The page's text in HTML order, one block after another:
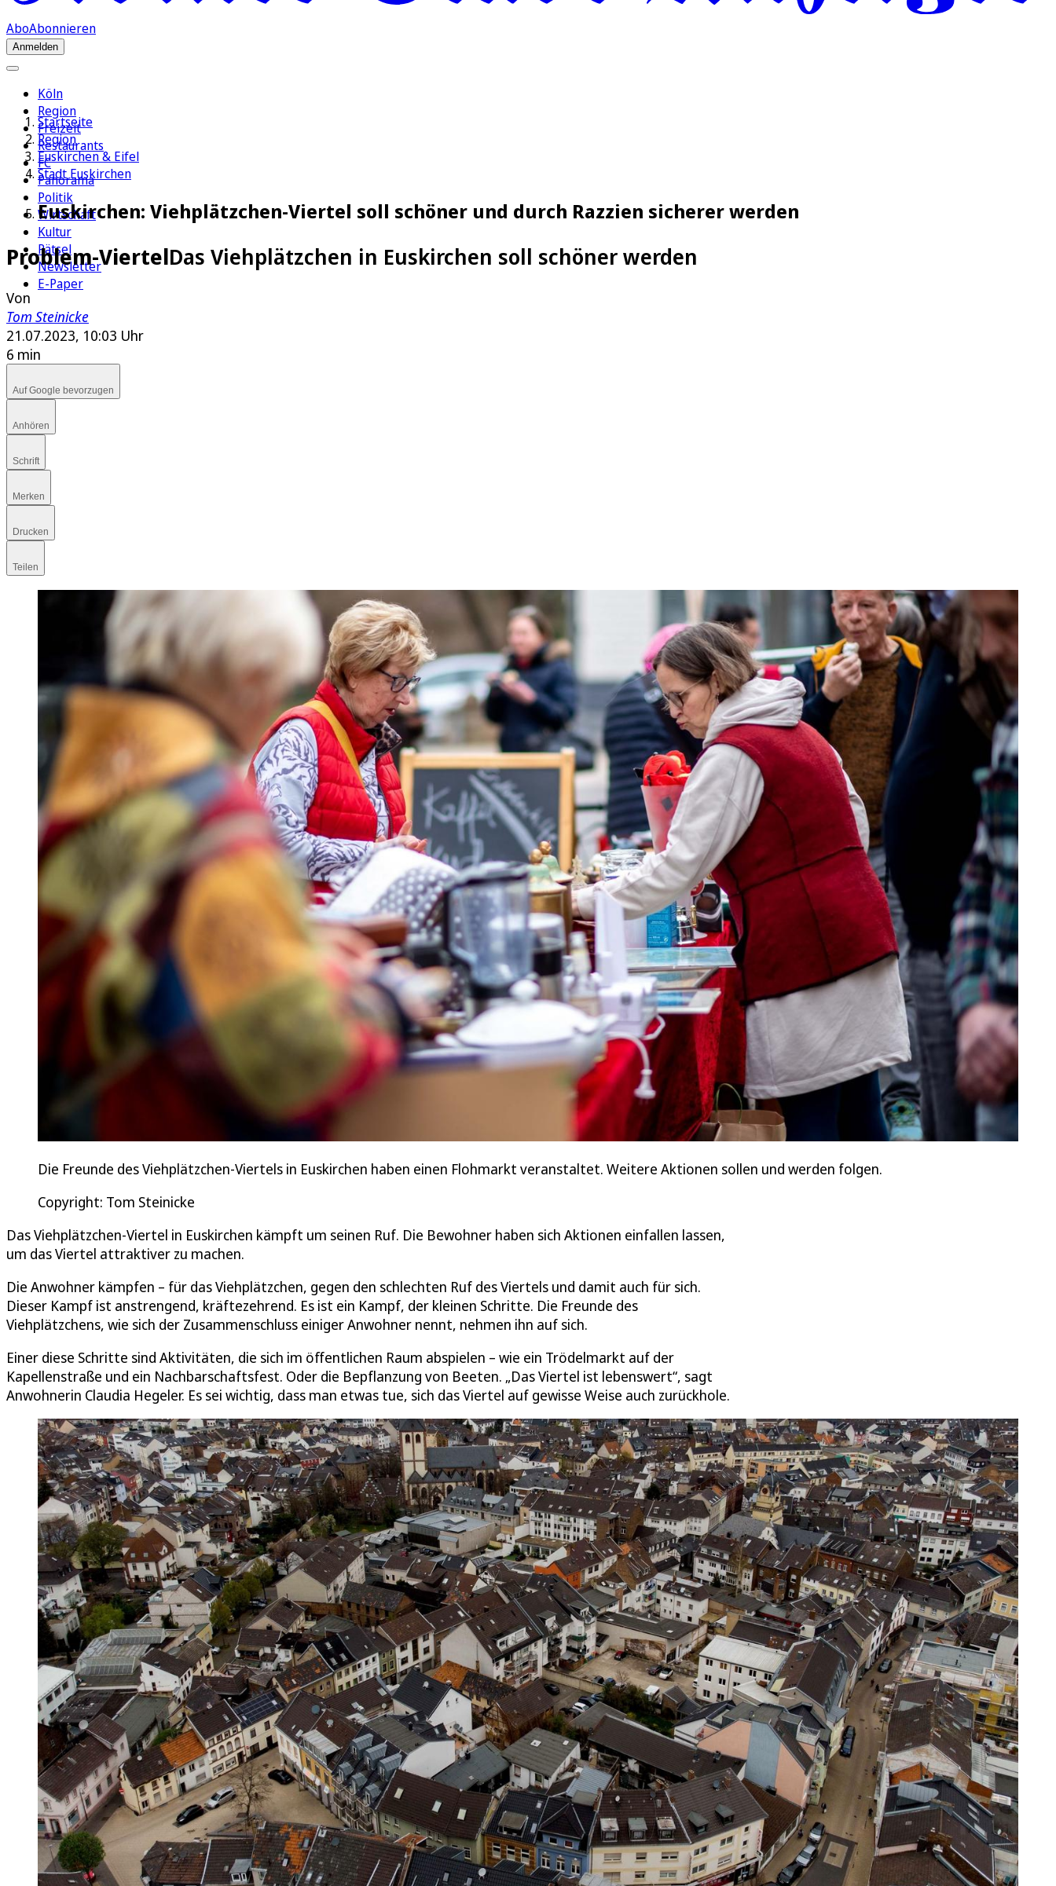
AboAbonnieren
Anmelden
Köln
Region
Freizeit
Restaurants
FC
Panorama
Politik
Wirtschaft
Kultur
Rätsel
Newsletter
E-Paper
Startseite
Region
Euskirchen & Eifel
Stadt Euskirchen
Euskirchen: Viehplätzchen-Viertel soll schöner und durch Razzien sicherer werden
Problem-ViertelDas Viehplätzchen in Euskirchen soll schöner werden
Von
Tom Steinicke
21.07.2023, 10:03 Uhr
6 min
Auf Google bevorzugen
Anhören
Schrift
Merken
Drucken
Teilen
Die Freunde des Viehplätzchen-Viertels in Euskirchen haben einen Flohmarkt veranstaltet. Weitere Aktionen sollen und werden folgen.
Copyright: Tom Steinicke
Das Viehplätzchen-Viertel in Euskirchen kämpft um seinen Ruf. Die Bewohner haben sich Aktionen einfallen lassen,
um das Viertel attraktiver zu machen.
Die Anwohner kämpfen – für das Viehplätzchen, gegen den schlechten Ruf des Viertels und damit auch für sich.
Dieser Kampf ist anstrengend, kräftezehrend. Es ist ein Kampf, der kleinen Schritte. Die Freunde des
Viehplätzchens, wie sich der Zusammenschluss einiger Anwohner nennt, nehmen ihn auf sich.
Einer diese Schritte sind Aktivitäten, die sich im öffentlichen Raum abspielen – wie ein Trödelmarkt auf der
Kapellenstraße und ein Nachbarschaftsfest. Oder die Bepflanzung von Beeten. „Das Viertel ist lebenswert“, sagt
Anwohnerin Claudia Hegeler. Es sei wichtig, dass man etwas tue, sich das Viertel auf gewisse Weise auch zurückhole.